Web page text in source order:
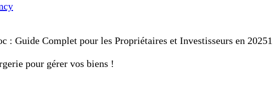
: Guide Complet pour les Propriétaires et Investisseurs en